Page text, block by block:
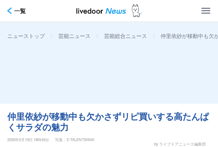
一覧
ニューストップ > 芸能ニュース > 芸能総合ニュース > 仲里依紗が移動中も欠
仲里依紗が移動中も欠かさずリピ買いする高たんぱ
くサラダの魅力
2025年5月19日 18時45分
写真：E-TALENTBANK
by ライブドアニュース編集部